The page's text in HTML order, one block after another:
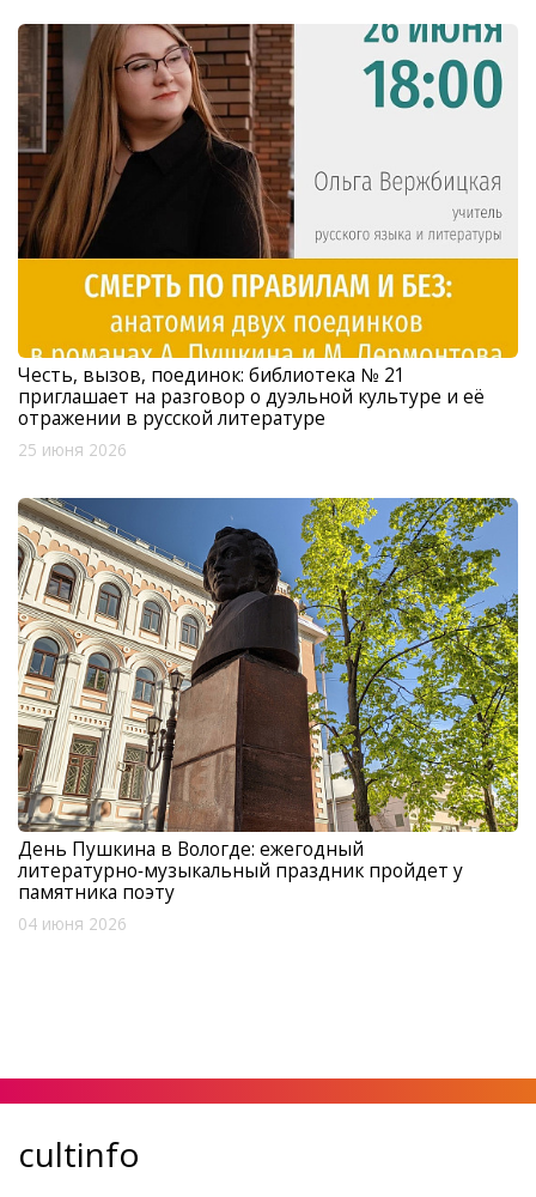
Честь, вызов, поединок: библиотека № 21
приглашает на разговор о дуэльной культуре и её
отражении в русской литературе
25 июня 2026
День Пушкина в Вологде: ежегодный
литературно‑музыкальный праздник пройдет у
памятника поэту
04 июня 2026
cultinfo